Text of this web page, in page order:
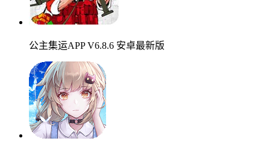
公主集运APP V6.8.6 安卓最新版